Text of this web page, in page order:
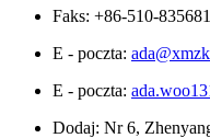
Faks: +86-510-
E - poczta:
E - poczta:
Dodaj: Nr 6,